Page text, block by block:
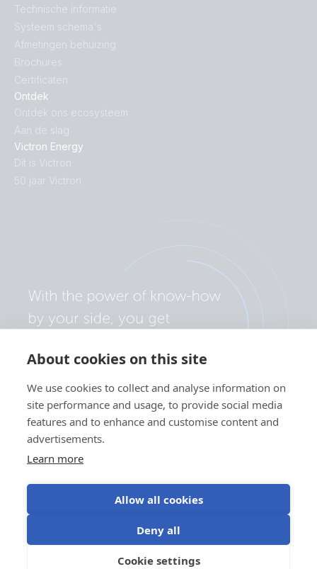
About cookies on this site
We use cookies to collect and analyse information on
site performance and usage, to provide social media
features and to enhance and customise content and
advertisements.
Learn more
Allow all cookies
Deny all
Cookie settings
Ontdek
Ontdek ons ecosysteem
Aan de slag
Victron Energy
Dit is Victron
50 jaar Victron
Technische informatie
Systeem schema's
Afmetingen behuizing
Brochures
Certificaten
Cookievoorkeuren
Gebruik van cookies
Gebruiksvoorwaarden